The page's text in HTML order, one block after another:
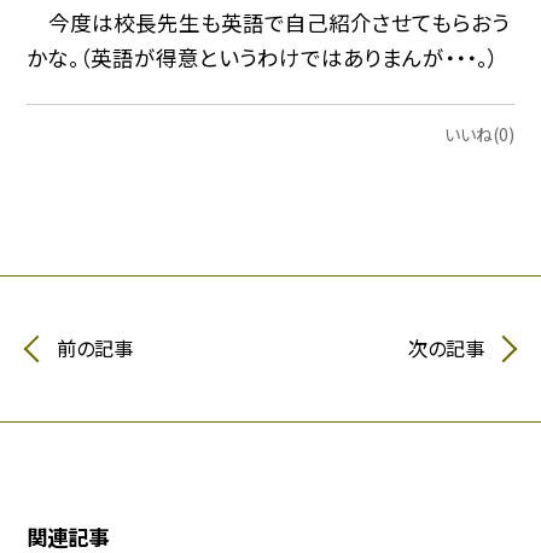
今度は校長先生も英語で自己紹介させてもらおう
かな。（英語が得意というわけではありまんが・・・。）
いいね(0)
前の記事 次の記事
関連記事